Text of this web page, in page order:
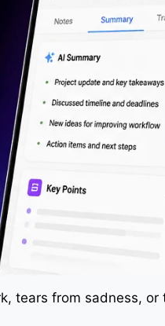
tears from sadness,